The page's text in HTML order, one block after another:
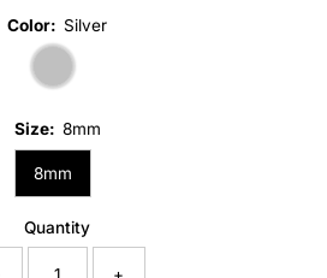
Color: Silver
Size: 8mm
8mm
Quantity